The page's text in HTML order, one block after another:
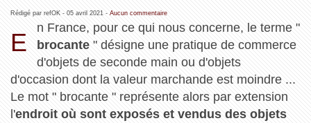
Rédigé par refOK - 05 avril 2021 - Aucun commentaire
E
n France, pour ce qui nous concerne, le terme "
brocante " désigne une pratique de commerce
d'objets de seconde main ou d'objets
d'occasion dont la valeur marchande est moindre ...
Le mot " brocante " représente alors par extension
l'endroit où sont exposés et vendus des objets